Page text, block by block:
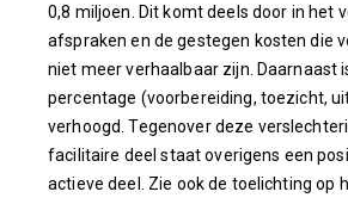
0,8 miljoen. Dit komt deels door in het
afspraken en de gestegen kosten die
niet meer verhaalbaar zijn. Daarnaast
percentage (voorbereiding, toezicht,
verhoogd. Tegenover deze
facilitaire deel staat overigens een
actieve deel. Zie ook de toelichting op